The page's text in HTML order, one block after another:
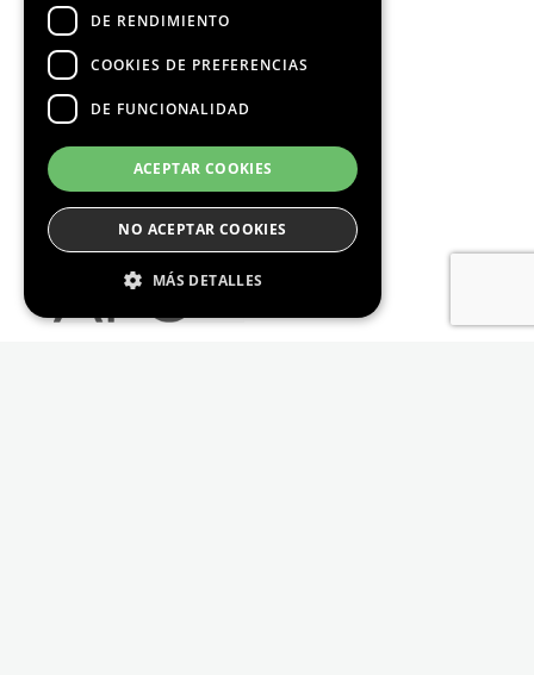
DE RENDIMIENTO
COOKIES DE PREFERENCIAS
DE FUNCIONALIDAD
ACEPTAR COOKIES
NO ACEPTAR COOKIES
MÁS DETALLES